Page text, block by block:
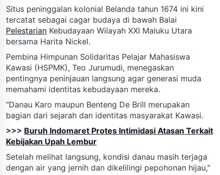
Situs peninggalan kolonial Belanda tahun 1674 ini kini
tercatat sebagai cagar budaya di bawah Balai
Pelestarian Kebudayaan Wilayah XXI Maluku Utara
bersama Harita Nickel.
Pembina Himpunan Solidaritas Pelajar Mahasiswa
Kawasi (HSPMK), Teo Jurumudi, menegaskan
pentingnya peninjauan langsung agar generasi muda
memahami identitas kebudayaan mereka.
"Danau Karo maupun Benteng De Brill merupakan
bagian dari sejarah dan identitas masyarakat Kawasi.
>>> Buruh Indomaret Protes Intimidasi Atasan Terkait
Kebijakan Upah Lembur
Setelah melihat langsung, kondisi danau masih terjaga
dengan air yang jernih dan dikelilingi pepohonan hijau,"